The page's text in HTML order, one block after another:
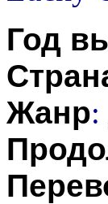
Год
Жанр: